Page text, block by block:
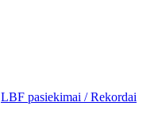
LBF pasiekimai / Rekordai